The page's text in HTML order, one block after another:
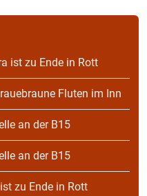
ist zu Ende in Rott
Fluten im Inn
an der B15
an der B15
zu Ende in Rott